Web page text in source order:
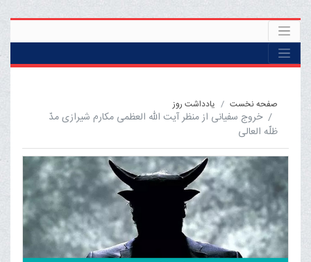
صفحه نخست یادداشت روز
خروج سفیانی از منظر آیت الله العظمی مکارم شیرازی مدّ
ظلّه العالی